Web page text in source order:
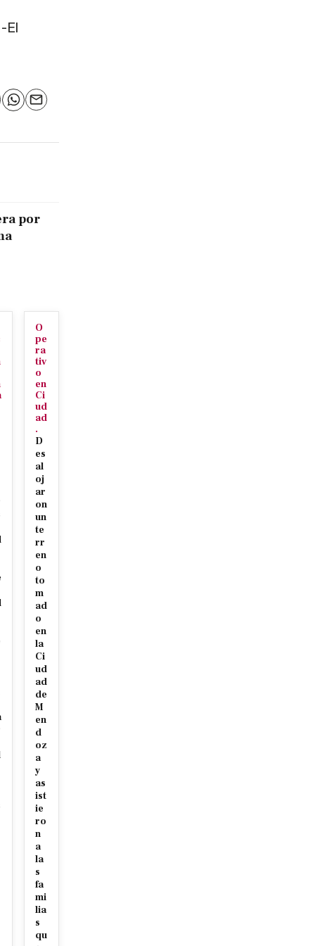
El
WhatsApp
Email
por
O
pe
ra
tiv
o
en
Ci
ud
ad
.
D
es
al
oj
ar
on
un
te
rr
en
o
to
m
ad
o
en
la
Ci
ud
ad
de
M
en
d
oz
a
y
as
ist
ie
ro
n
a
la
s
fa
mi
lia
s
qu